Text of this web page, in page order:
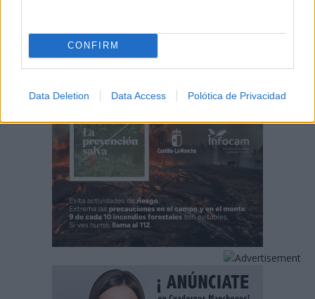
CONFIRM
Data Deletion Data Access Polótica de Privacidad